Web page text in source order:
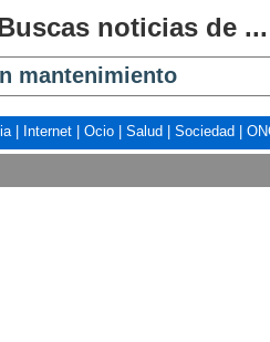
noticias de
| Internet Ocio Salud Sociedad